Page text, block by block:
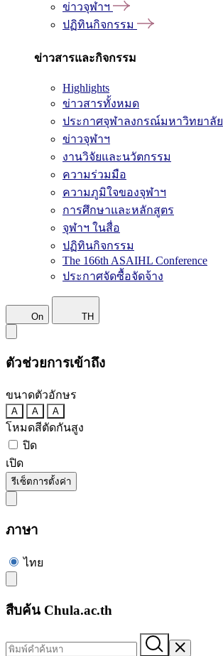
ข่าวจุฬาฯ
ปฏิทินกิจกรรม
ข่าวสารและกิจกรรม
Highlights
ข่าวสารทั้งหมด
ประกาศจุฬาลงกรณ์มหาวิทยาลัย
ข่าวจุฬาฯ
งานวิจัยและนวัตกรรม
ความร่วมมือ
ความภูมิใจของจุฬาฯ
การศึกษาและหลักสูตร
จุฬาฯ ในสื่อ
ปฏิทินกิจกรรม
The 166th ASAIHL Conference
ประกาศจัดซื้อจัดจ้าง
On TH
ตัวช่วยการเข้าถึง
ขนาดตัวอักษร
A A A
โหมดสีตัดกันสูง
ปิด
เปิด
รีเซ็ตการตั้งค่า
ภาษา
ไทย
สืบค้น Chula.ac.th